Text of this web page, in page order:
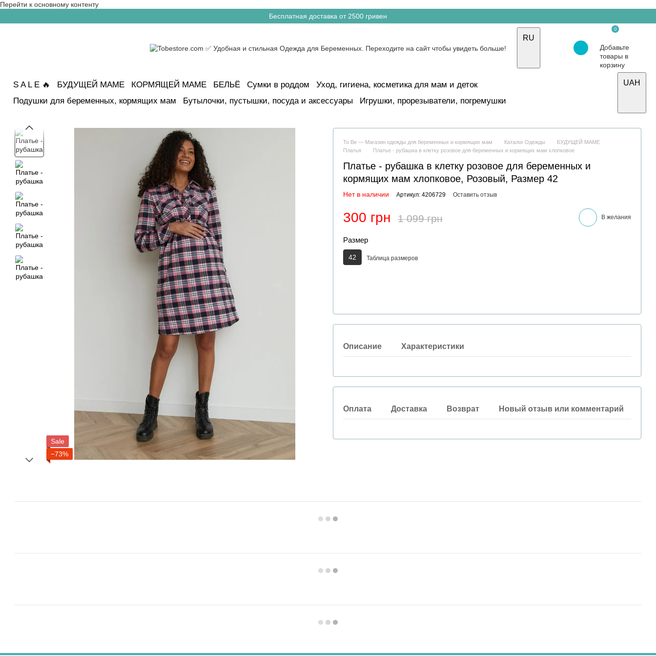
Перейти к основному контенту
Бесплатная доставка от 2500 гривен
RU
0
Добавьте
товары в
корзину
S A L E 🔥 БУДУЩЕЙ МАМЕ КОРМЯЩЕЙ МАМЕ БЕЛЬЁ Сумки в роддом
Уход, гигиена, косметика для мам и деток
Подушки для беременных, кормящих мам
Бутылочки, пустышки, посуда и аксессуары Игрушки, прорезыватели, погремушки
UAH
Sale
−73%
To Be — Магазин одежды для беременных и кормящих мам Каталог Одежды
БУДУЩЕЙ МАМЕ
Платья
Платье - рубашка в клетку розовое для беременных и кормящих мам хлопковое
Платье - рубашка в клетку розовое для беременных и
кормящих мам хлопковое, Розовый, Размер 42
Нет в наличии Артикул: 4206729 Оставить отзыв
300 грн 1 099 грн В желания
Размер
42 Таблица размеров
Описание Характеристики
Оплата Доставка Возврат Новый отзыв или комментарий